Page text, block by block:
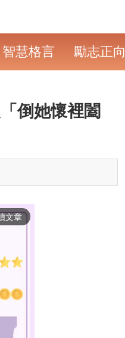
智慧格言 勵志正向
倒她懷裡闔
文章